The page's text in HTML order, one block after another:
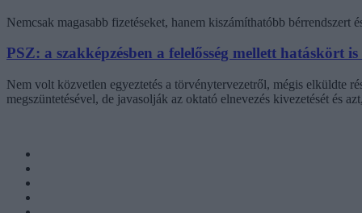
Nemcsak magasabb fizetéseket, hanem kiszámíthatóbb
PSZ: a szakképzésben a felelősség mellett hatáskört
Nem volt közvetlen egyeztetés a törvénytervezetről, mégis elküldte
megszüntetésével, de javasolják az oktató elnevezés kivezetését és